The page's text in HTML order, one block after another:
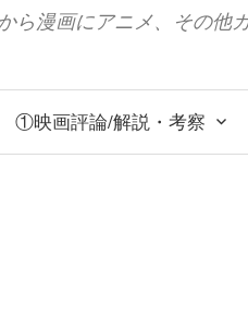
ら漫画にアニメ、その他
①映画評論/解説・考察